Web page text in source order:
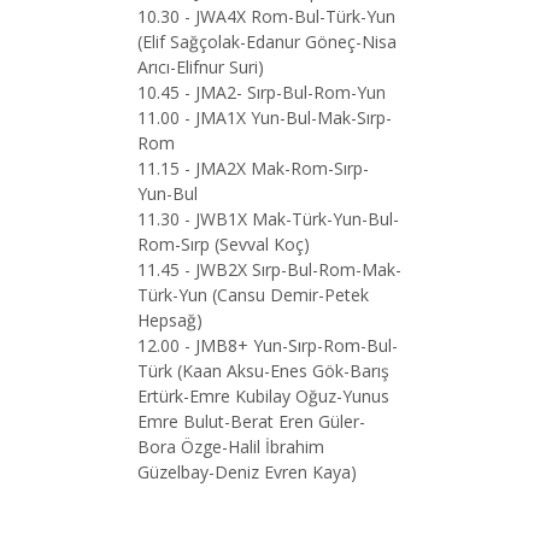
10.30 - JWA4X Rom-Bul-Türk-Yun
(Elif Sağçolak-Edanur Göneç-Nisa
Arıcı-Elifnur Suri)
10.45 - JMA2- Sırp-Bul-Rom-Yun
11.00 - JMA1X Yun-Bul-Mak-Sırp-
Rom
11.15 - JMA2X Mak-Rom-Sırp-
Yun-Bul
11.30 - JWB1X Mak-Türk-Yun-Bul-
Rom-Sırp (Sevval Koç)
11.45 - JWB2X Sırp-Bul-Rom-Mak-
Türk-Yun (Cansu Demir-Petek
Hepsağ)
12.00 - JMB8+ Yun-Sırp-Rom-Bul-
Türk (Kaan Aksu-Enes Gök-Barış
Ertürk-Emre Kubilay Oğuz-Yunus
Emre Bulut-Berat Eren Güler-
Bora Özge-Halil İbrahim
Güzelbay-Deniz Evren Kaya)